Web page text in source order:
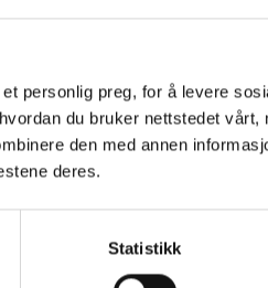
personlig preg, for å levere
du bruker nettstedet vårt,
den med annen
deres.
Statistikk
Som vei- og
kommuner
eller